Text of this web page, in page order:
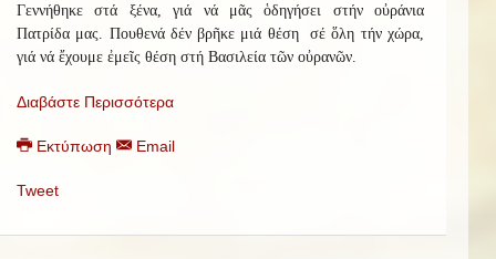
Γεννήθηκε στά ξένα, γιά νά μᾶς ὁδηγήσει στήν οὐράνια
Πατρίδα μας. Πουθενά δέν βρῆκε μιά θέση σέ ὅλη τήν χώρα,
γιά νά ἔχουμε ἐμεῖς θέση στή Βασιλεία τῶν οὐρανῶν.
Διαβάστε Περισσότερα
Εκτύπωση Email
Tweet